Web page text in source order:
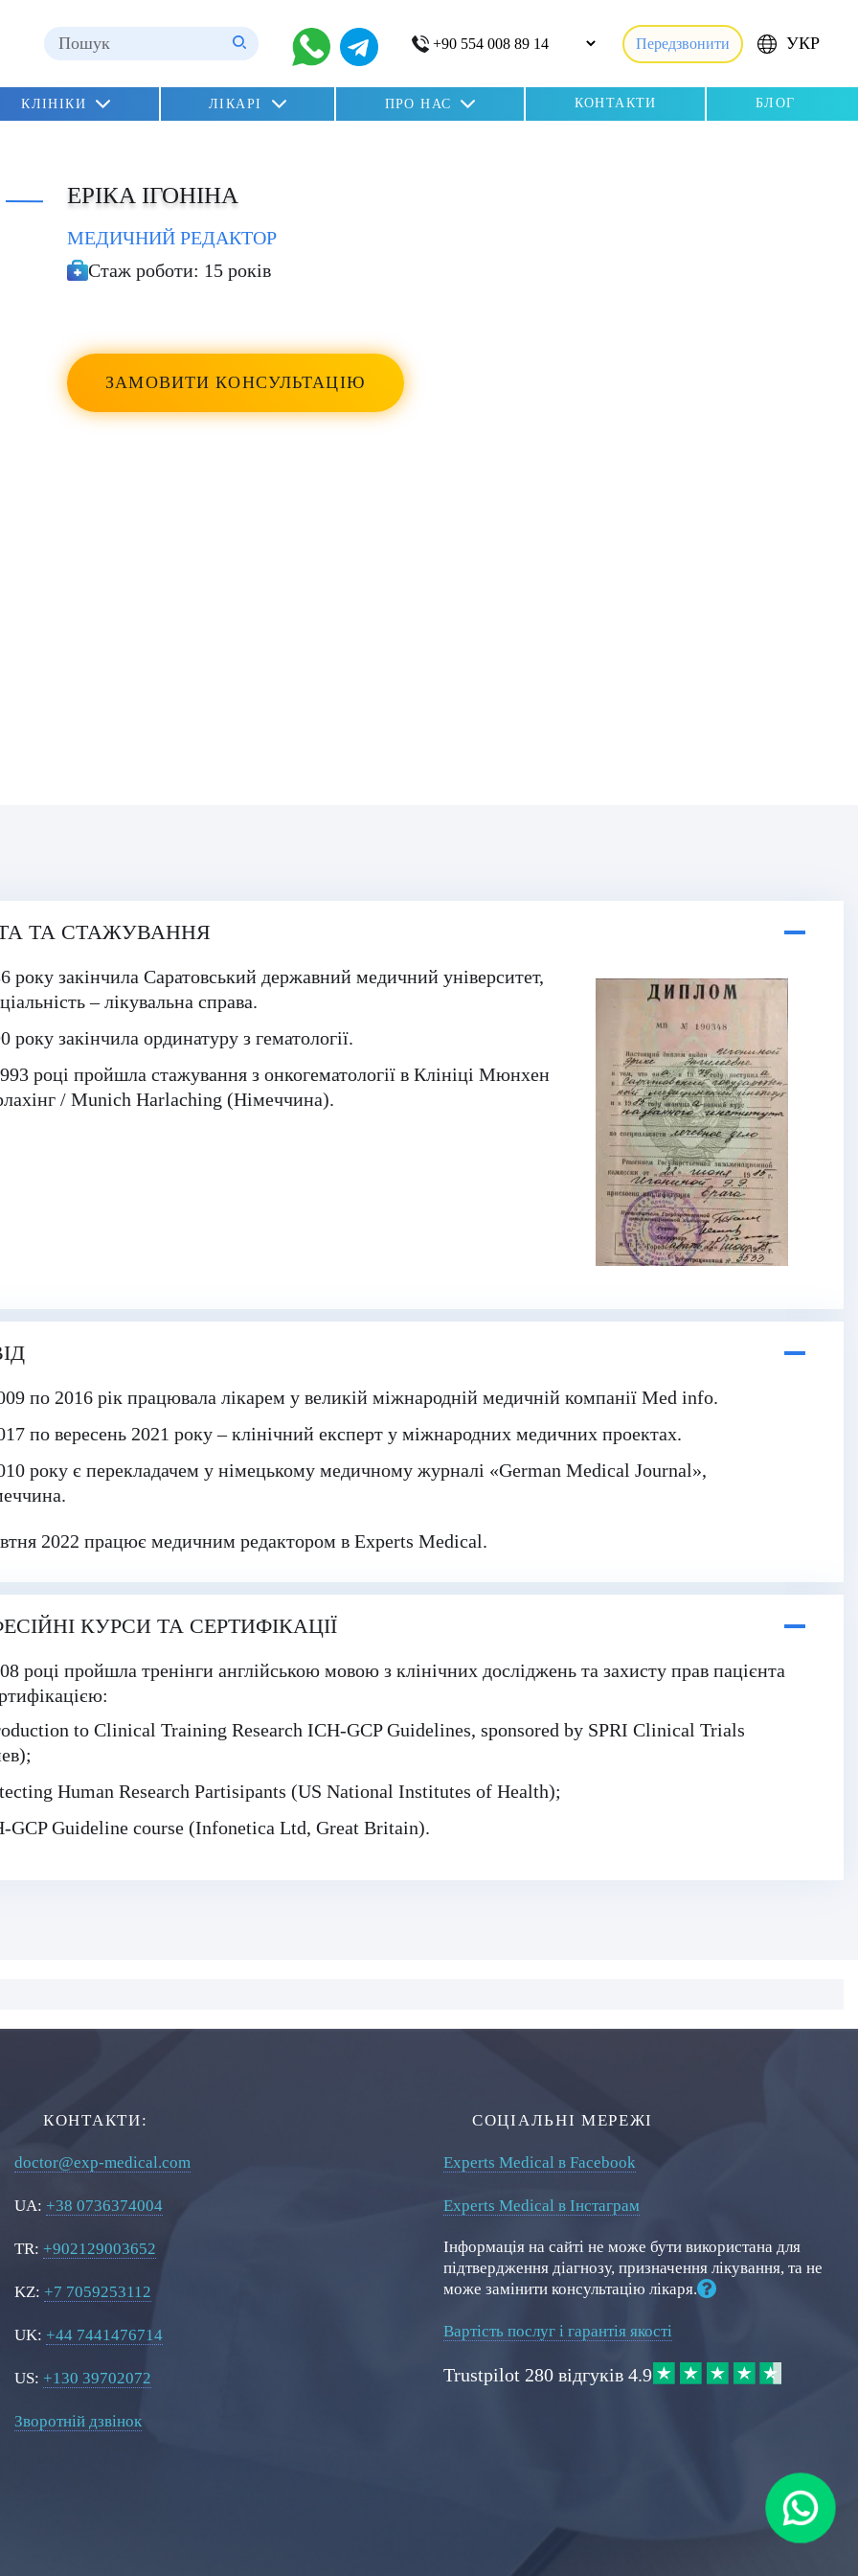
Передзвонити УКР
КЛІНІКИ ЛІКАРІ ПРО НАС КОНТАКТИ БЛОГ
ЕРІКА ІГОНІНА
МЕДИЧНИЙ РЕДАКТОР
Стаж роботи: 15 років
ЗАМОВИТИ КОНСУЛЬТАЦІЮ
ТА СТАЖУВАННЯ
року закінчила Саратовський державний медичний університет,
– лікувальна справа.
року закінчила ординатуру з гематології.
році пройшла стажування з онкогематології в Клініці Мюнхен
/ Munich Harlaching (Німеччина).
по 2016 рік працювала лікарем у великій міжнародній медичній компанії Med info.
по вересень 2021 року – клінічний експерт у міжнародних медичних проектах.
року є перекладачем у німецькому медичному журналі «German Medical Journal»,
2022 працює медичним редактором в Experts Medical.
КУРСИ ТА СЕРТИФІКАЦІЇ
році пройшла тренінги англійською мовою з клінічних досліджень та захисту прав пацієнта
to Clinical Training Research ICH-GCP Guidelines, sponsored by SPRI Clinical Trials
Human Research Partisipants (US National Institutes of Health);
GCP Guideline course (Infonetica Ltd, Great Britain).
КОНТАКТИ:
doctor@exp-medical.com
UA: +38 0736374004
TR: +902129003652
KZ: +7 7059253112
UK: +44 7441476714
US: +130 39702072
Зворотній дзвінок
СОЦІАЛЬНІ МЕРЕЖІ
Experts Medical в Facebook
Experts Medical в Інстаграм
Інформація на сайті не може бути використана для
підтвердження діагнозу, призначення лікування, та не
може замінити консультацію лікаря.
Вартість послуг і гарантія якості
Trustpilot 280 відгуків 4.9